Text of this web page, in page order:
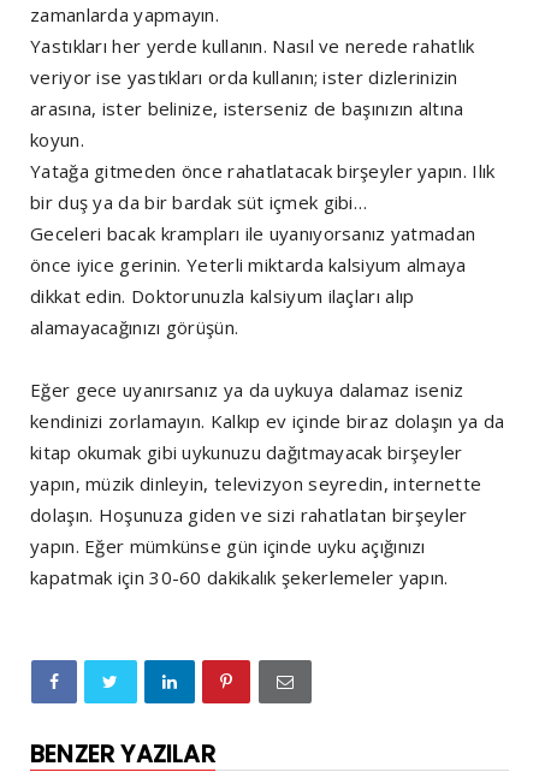
zamanlarda yapmayın.
Yastıkları her yerde kullanın. Nasıl ve nerede rahatlık
veriyor ise yastıkları orda kullanın; ister dizlerinizin
arasına, ister belinize, isterseniz de başınızın altına
koyun.
Yatağa gitmeden önce rahatlatacak birşeyler yapın. Ilık
bir duş ya da bir bardak süt içmek gibi…
Geceleri bacak krampları ile uyanıyorsanız yatmadan
önce iyice gerinin. Yeterli miktarda kalsiyum almaya
dikkat edin. Doktorunuzla kalsiyum ilaçları alıp
alamayacağınızı görüşün.
Eğer gece uyanırsanız ya da uykuya dalamaz iseniz
kendinizi zorlamayın. Kalkıp ev içinde biraz dolaşın ya da
kitap okumak gibi uykunuzu dağıtmayacak birşeyler
yapın, müzik dinleyin, televizyon seyredin, internette
dolaşın. Hoşunuza giden ve sizi rahatlatan birşeyler
yapın. Eğer mümkünse gün içinde uyku açığınızı
kapatmak için 30-60 dakikalık şekerlemeler yapın.
BENZER YAZILAR